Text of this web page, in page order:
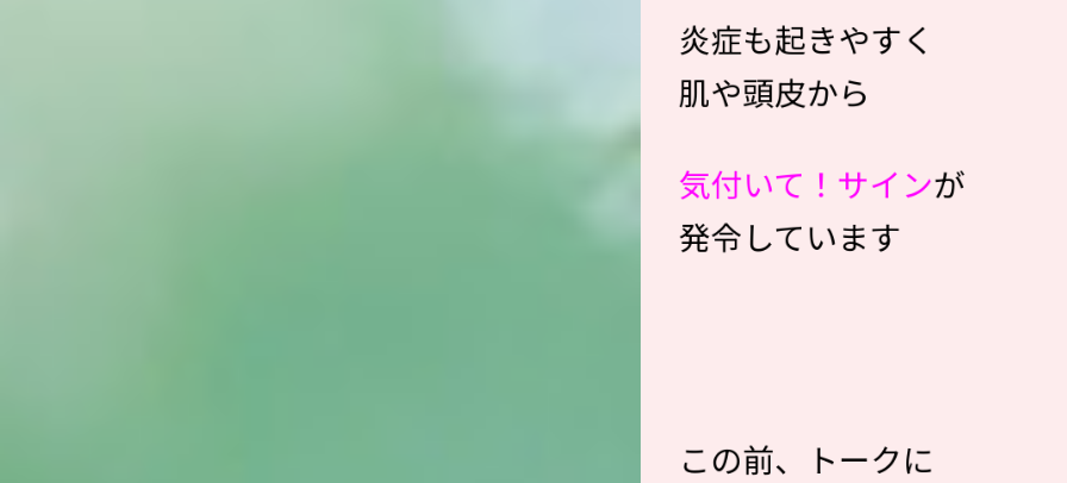
炎症も起きやすく
肌や頭皮から
気付いて！サインが
発令しています
この前、トークに